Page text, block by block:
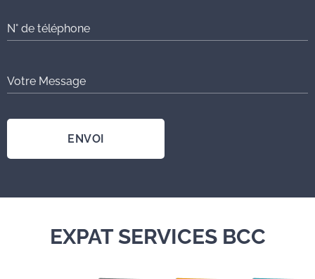
N° de téléphone
Votre Message
ENVOI
EXPAT SERVICES BCC